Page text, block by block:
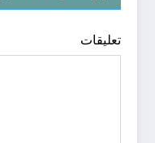
تعليقات